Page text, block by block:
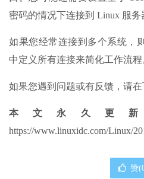
密码的情况下连接到 Linux 服务
如果您经常连接到多个系统，
中定义所有连接来简化工作流程
如果您遇到问题或有反馈，请在
本文永久更
https://www.linuxidc.com/Linux/
赞(